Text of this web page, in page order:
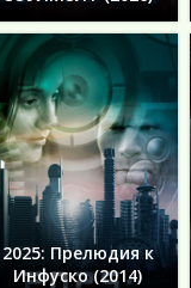
2025: Прелюдия к
Инфуско (2014)